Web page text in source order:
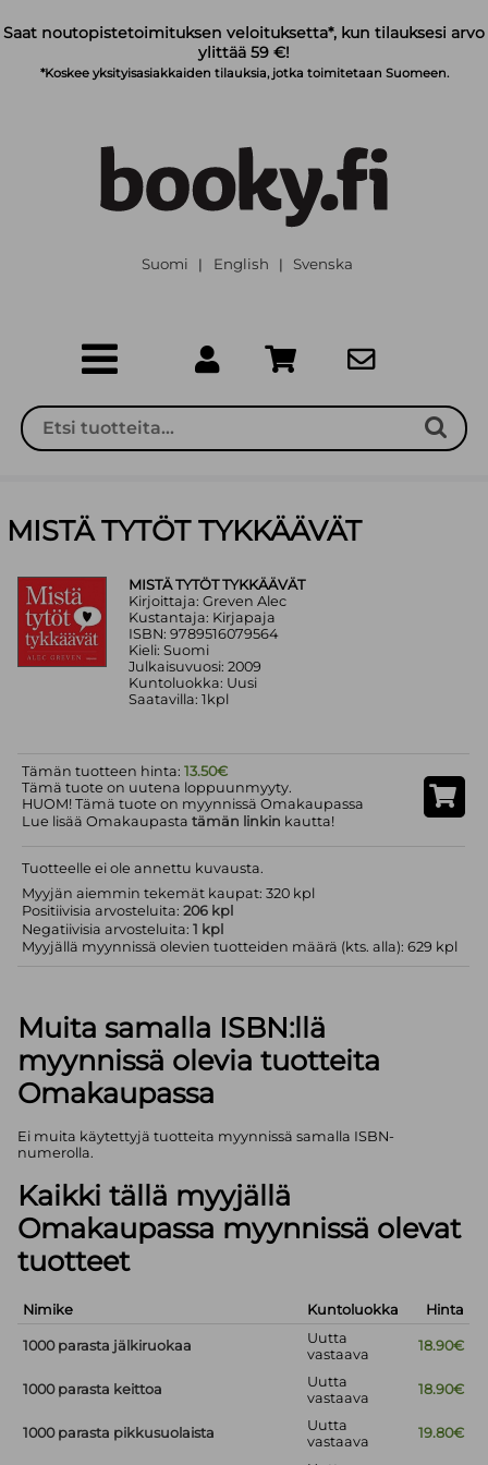
Saat noutopistetoimituksen veloituksetta*, kun tilauksesi arvo
ylittää 59 €!
*Koskee yksityisasiakkaiden tilauksia, jotka toimitetaan Suomeen.
Suomi | English | Svenska
MISTÄ TYTÖT TYKKÄÄVÄT
MISTÄ TYTÖT TYKKÄÄVÄT
Kirjoittaja: Greven Alec
Kustantaja: Kirjapaja
ISBN: 9789516079564
Kieli: Suomi
Julkaisuvuosi: 2009
Kuntoluokka: Uusi
Saatavilla: 1kpl
Tämän tuotteen hinta:13.50€
Tämä tuote on uutena loppuunmyyty.
HUOM! Tämä tuote on myynnissä Omakaupassa
Lue lisää Omakaupastatämän linkin kautta!
Tuotteelle ei ole annettu kuvausta.
Myyjän aiemmin tekemät kaupat: 320 kpl
Positiivisia arvosteluita:206 kpl
Negatiivisia arvosteluita:1 kpl
Myyjällä myynnissä olevien tuotteiden määrä (kts. alla): 629 kpl
Muita samalla ISBN:llä
myynnissä olevia tuotteita
Omakaupassa
Ei muita käytettyjä tuotteita myynnissä samalla ISBN-
numerolla.
Kaikki tällä myyjällä
Omakaupassa myynnissä olevat
tuotteet
Nimike Kuntoluokka Hinta
1000 parasta jälkiruokaa
Uutta
vastaava
18.90€
1000 parasta keittoa
Uutta
vastaava
18.90€
1000 parasta pikkusuolaista
Uutta
vastaava
19.80€